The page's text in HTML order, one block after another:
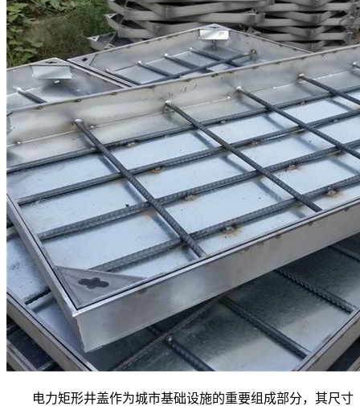
电力矩形井盖作为城市基础设施的重要组成部分，其尺寸